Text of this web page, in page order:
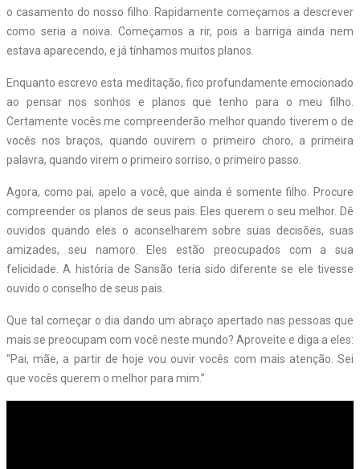
o casamento do nosso filho. Rapidamente começamos a descrever
como seria a noiva. Começamos a rir, pois a barriga ainda nem
estava aparecendo, e já tínhamos muitos planos.
Enquanto escrevo esta meditação, fico profundamente emocionado
ao pensar nos sonhos e planos que tenho para o meu filho.
Certamente vocês me compreenderão melhor quando tiverem o de
vocês nos braços, quando ouvirem o primeiro choro, a primeira
palavra, quando virem o primeiro sorriso, o primeiro passo.
Agora, como pai, apelo a você, que ainda é somente filho. Procure
compreender os planos de seus pais. Eles querem o seu melhor. Dê
ouvidos quando eles o aconselharem sobre suas decisões, suas
amizades, seu namoro. Eles estão preocupados com a sua
felicidade. A história de Sansão teria sido diferente se ele tivesse
ouvido o conselho de seus pais.
Que tal começar o dia dando um abraço apertado nas pessoas que
mais se preocupam com você neste mundo? Aproveite e diga a eles:
“Pai, mãe, a partir de hoje vou ouvir vocês com mais atenção. Sei
que vocês querem o melhor para mim.”